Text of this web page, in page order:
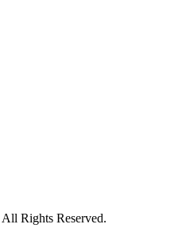
Rights Reserved.